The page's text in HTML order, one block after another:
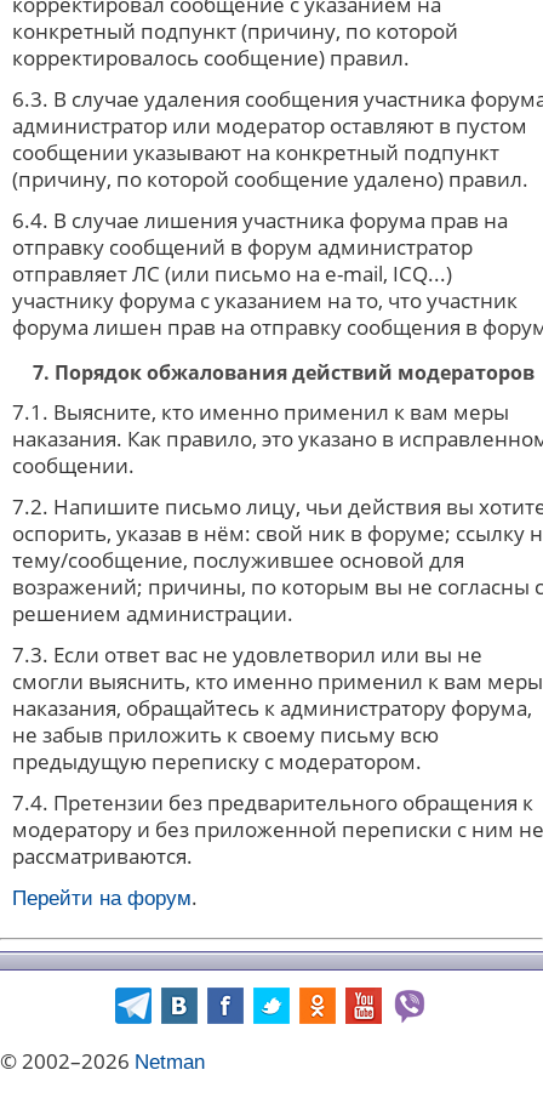
конкретный подпункт (причину, по которой
корректировалось сообщение) правил.
6.3. В случае удаления сообщения участника
администратор или модератор оставляют в пустом
сообщении указывают на конкретный подпункт
(причину, по которой сообщение удалено) правил.
6.4. В случае лишения участника форума прав на
отправку сообщений в форум администратор
отправляет ЛС (или письмо на e-mail, ICQ...)
участнику форума с указанием на то, что участник
форума лишен прав на отправку сообщения в
7. Порядок обжалования действий модераторов
7.1. Выясните, кто именно применил к вам меры
наказания. Как правило, это указано в
сообщении.
7.2. Напишите письмо лицу, чьи действия вы
оспорить, указав в нём: свой ник в форуме; ссылку
тему/сообщение, послужившее основой для
возражений; причины, по которым вы не согласны с
решением администрации.
7.3. Если ответ вас не удовлетворил или вы не
смогли выяснить, кто именно применил к вам меры
наказания, обращайтесь к администратору форума,
не забыв приложить к своему письму всю
предыдущую переписку с модератором.
7.4. Претензии без предварительного обращения к
модератору и без приложенной переписки с ним не
рассматриваются.
Перейти на форум.
© 2002–2026 Netman